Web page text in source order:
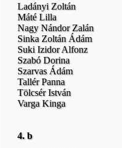
Ladányi Zoltán
Máté Lilla
Nagy Nándor Zalán
Sinka Zoltán Ádám
Suki Izidor Alfonz
Szabó Dorina
Szarvas Ádám
Tallér Panna
Tölcsér István
Varga Kinga
4. b